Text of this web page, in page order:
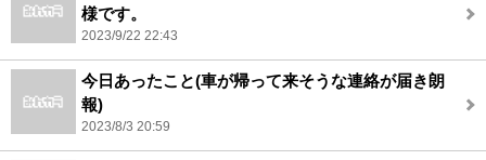
様です。
2023/9/22 22:43
今日あったこと(車が帰って来そうな連絡が届き朗
報)
2023/8/3 20:59